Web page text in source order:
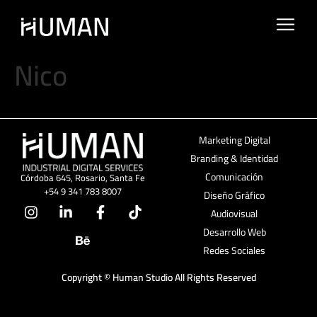
Nico
Córdoba 645, Rosario, Santa Fe
+54 9 341 783 8007
Marketing Digital
Branding & Identidad
Comunicación
Diseño Gráfico
Audiovisual
Desarrollo Web
Redes Sociales
Copyright © Human Studio All Rights Reserved